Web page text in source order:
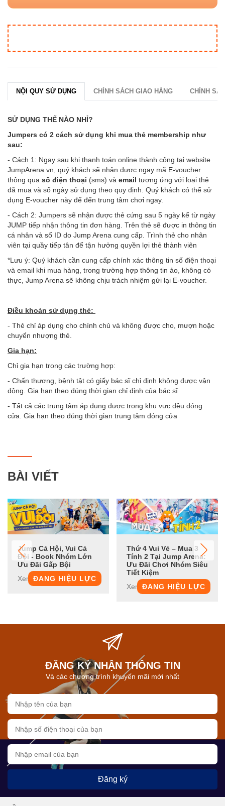
NỘI QUY SỬ DỤNG CHÍNH SÁCH GIAO HÀNG CHÍNH
SỬ DỤNG THẾ NÀO NHỈ?
Jumpers có 2 cách sử dụng khi mua thẻ membership như
sau:
- Cách 1: Ngay sau khi thanh toán online thành công tại website
JumpArena.vn, quý khách sẽ nhận được ngay mã E-voucher
thông qua số điện thoại (sms) và email tương ứng với loại thẻ
đã mua và số ngày sử dụng theo quy định. Quý khách có thể sử
dụng E-voucher này để đến trung tâm chơi ngay.
- Cách 2: Jumpers sẽ nhận được thẻ cứng sau 5 ngày kể từ ngày
JUMP tiếp nhận thông tin đơn hàng. Trên thẻ sẽ được in thông tin
cá nhân và số ID do Jump Arena cung cấp. Trình thẻ cho nhân
viên tại quầy tiếp tân để tận hưởng quyền lợi thẻ thành viên
*Lưu ý: Quý khách cần cung cấp chính xác thông tin số điện thoại
và email khi mua hàng, trong trường hợp thông tin ảo, không có
thực, Jump Arena sẽ không chịu trách nhiệm gửi lại E-voucher.
Điều khoản sử dụng thẻ:
- Thẻ chỉ áp dụng cho chính chủ và không được cho, mượn hoặc
chuyển nhượng thẻ.
Gia hạn:
Chỉ gia hạn trong các trường hợp:
- Chấn thương, bệnh tật có giấy bác sĩ chỉ định không được vận
động. Gia hạn theo đúng thời gian chỉ định của bác sĩ
- Tất cả các trung tâm áp dụng được trong khu vực đều đóng
cửa. Gia hạn theo đúng thời gian trung tâm đóng cửa
BÀI VIẾT
Jump Cả Hội, Vui Cả
Đội - Book Nhóm Lớn
Ưu Đãi Gấp Bội
Xem chi tiết
ĐANG HIỆU LỰC
Thứ 4 Vui Vẻ – Mua 3
Tính 2 Tại Jump Arena:
Ưu Đãi Chơi Nhóm Siêu
Tiết Kiệm
Xem chi tiết
ĐANG HIỆU LỰC
ĐĂNG KÝ NHẬN THÔNG TIN
Và các chương trình khuyến mãi mới nhất
Đăng ký